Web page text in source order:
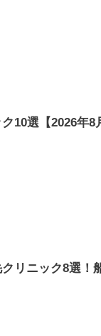
10選【2026年8
リニック8選！